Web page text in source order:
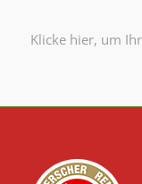
Klicke hier, um